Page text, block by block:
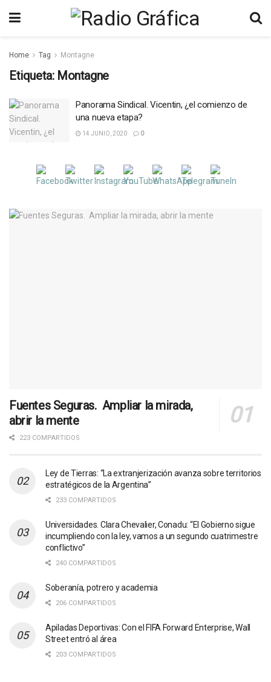
Home Tag Montagne
Etiqueta: Montagne
Panorama Sindical. Vicentin, ¿el comienzo de
una nueva etapa?
14 JUNIO, 2020 0
Fuentes Seguras. Ampliar la mirada,
abrir la mente
223 COMPARTIDOS
Ley de Tierras: “La extranjerización avanza sobre territorios
estratégicos de la Argentina”
233 COMPARTIDOS
Universidades. Clara Chevalier, Conadu: “El Gobierno sigue
incumpliendo con la ley, vamos a un segundo cuatrimestre
conflictivo”
240 COMPARTIDOS
Soberanía, potrero y academia
206 COMPARTIDOS
Apiladas Deportivas: Con el FIFA Forward Enterprise, Wall
Street entró al área
203 COMPARTIDOS